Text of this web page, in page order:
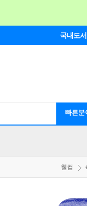
국내도서
빠른분
웰컴